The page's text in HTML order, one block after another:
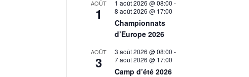
AOÛT
1
1 août 2026 @ 08:00 -
8 août 2026 @ 17:00
Championnats
d’Europe 2026
AOÛT
3
3 août 2026 @ 08:00 -
7 août 2026 @ 17:00
Camp d’été 2026